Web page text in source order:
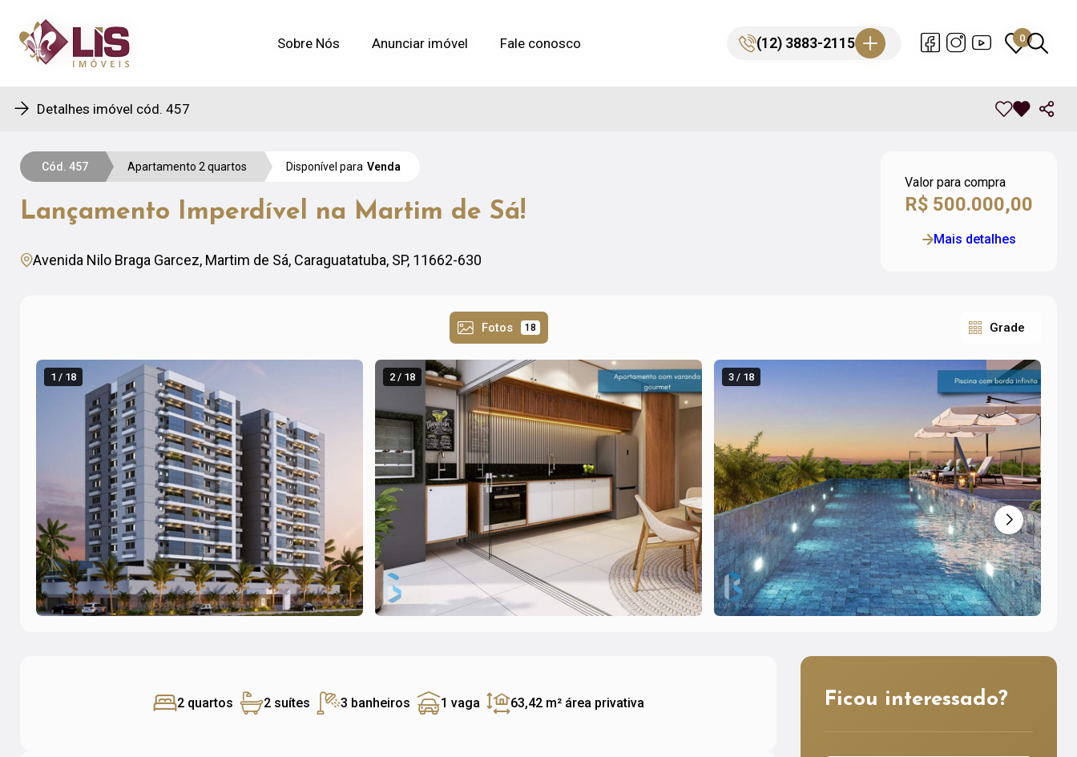
Sobre Nós Anunciar imóvel Fale conosco (12) 3883-2115 0
Sobre Nós Anunciar imóvel Fale conosco (12) 3883-2115 0
Detalhes imóvel cód. 457
Cód. 457 Apartamento 2 quartos Disponível para Venda
Lançamento Imperdível na Martim de Sá!
Avenida Nilo Braga Garcez, Martim de Sá, Caraguatatuba, SP, 11662-630
Valor para compra
R$ 500.000,00
Mais detalhes
Fotos 18 Grade
1 / 18 2 / 18 3 / 18
2 quartos 2 suítes 3 banheiros 1 vaga 63,42 m² área privativa Ficou interessado?